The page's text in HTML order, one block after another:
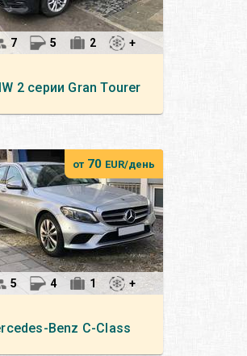
2 серии Gran Tourer
7 5 2 +
Benz C-Class
от 70 EUR/день
5 4 1 +